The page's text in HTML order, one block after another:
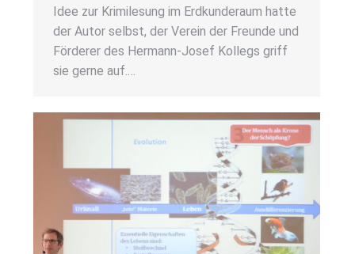
Idee zur Kri­mi­le­sung im Erd­kun­de­raum hat­te
der Autor selbst, der Ver­ein der Freun­de und
För­de­rer des Her­­mann-Josef Kol­legs griff
sie ger­ne auf.…